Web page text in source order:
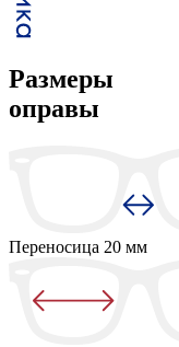
Размеры
оправы
Переносица 20 мм